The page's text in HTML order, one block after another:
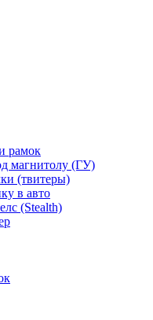
рамок
магнитолу (ГУ)
(твитеры)
в авто
(Stealth)